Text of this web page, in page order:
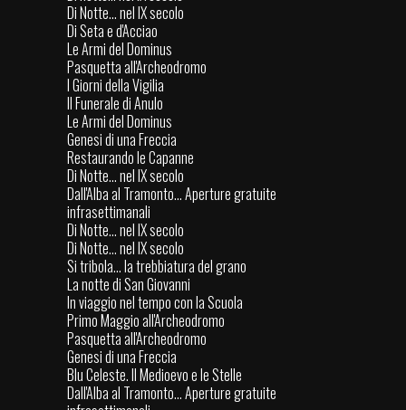
Di Notte... nel IX secolo
Di Seta e d'Acciao
Le Armi del Dominus
Pasquetta all'Archeodromo
I Giorni della Vigilia
Il Funerale di Anulo
Le Armi del Dominus
Genesi di una Freccia
Restaurando le Capanne
Di Notte... nel IX secolo
Dall'Alba al Tramonto... Aperture gratuite
infrasettimanali
Di Notte... nel IX secolo
Di Notte... nel IX secolo
Si tribola... la trebbiatura del grano
La notte di San Giovanni
In viaggio nel tempo con la Scuola
Primo Maggio all'Archeodromo
Pasquetta all'Archeodromo
Genesi di una Freccia
Blu Celeste. Il Medioevo e le Stelle
Dall'Alba al Tramonto... Aperture gratuite